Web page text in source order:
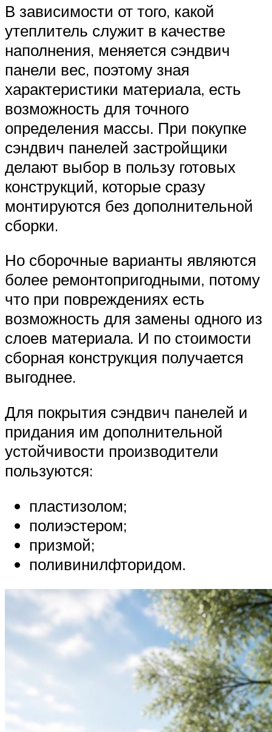
В зависимости от того, какой
утеплитель служит в качестве
наполнения, меняется сэндвич
панели вес, поэтому зная
характеристики материала, есть
возможность для точного
определения массы. При покупке
сэндвич панелей застройщики
делают выбор в пользу готовых
конструкций, которые сразу
монтируются без дополнительной
сборки.
Но сборочные варианты являются
более ремонтопригодными, потому
что при повреждениях есть
возможность для замены одного из
слоев материала. И по стоимости
сборная конструкция получается
выгоднее.
Для покрытия сэндвич панелей и
придания им дополнительной
устойчивости производители
пользуются:
пластизолом;
полиэстером;
призмой;
поливинилфторидом.